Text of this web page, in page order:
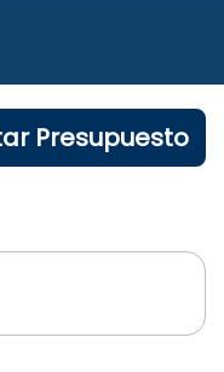
Presupuesto